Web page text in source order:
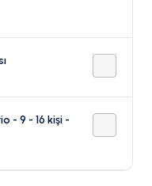
- 9 - 16 kişi -